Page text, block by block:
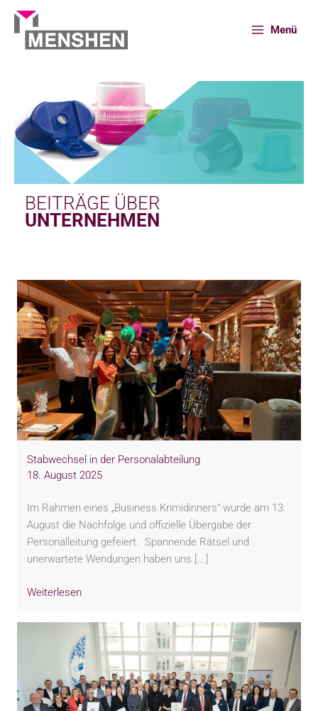
Zum
springen
Menü
Unternehmen
BEITRÄGE ÜBER
UNTERNEHMEN
Stabwechsel in der Personalabteilung
18. August 2025
Im Rahmen eines „Business Krimidinners“ wurde am 13.
August die Nachfolge und offizielle Übergabe der
Personalleitung gefeiert. Spannende Rätsel und
unerwartete Wendungen haben uns [...]
Weiterlesen